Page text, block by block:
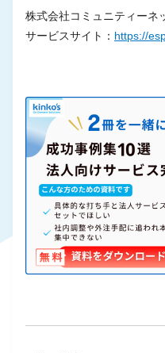
株式会社コミュニティーネ
サービスサイト： https://